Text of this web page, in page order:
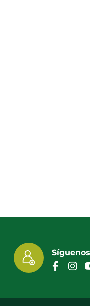
Síguenos
.